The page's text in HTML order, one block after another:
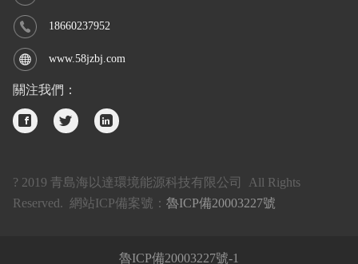
18660237952
www.58jzbj.com
關注我們：
? 2019 青島海以達環境能源科技有限公司 All Rights
Reserved. 網站ICP備案號： 魯ICP備20003227號
魯ICP備20003227號-1